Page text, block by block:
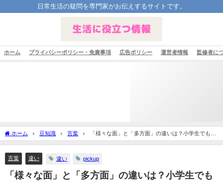
日常生活の疑問を専門家がお伝えするサイトです。
ホーム プライバシーポリシー・免責事項 広告ポリシー 運営者情報 監修者に
ホーム 豆知識 言葉
「様々な面」と「多方面」の違いは？小学生でも理
解できる例文で解説！
言葉 違い 違い pickup
「様々な面」と「多方面」の違いは？小学生でも